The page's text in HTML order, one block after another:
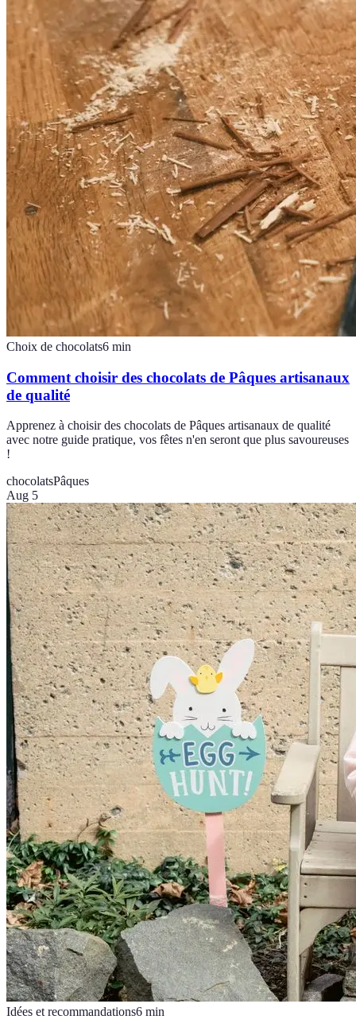
Choix de chocolats6 min
Comment choisir des chocolats de Pâques artisanaux
de qualité
Apprenez à choisir des chocolats de Pâques artisanaux de qualité
avec notre guide pratique, vos fêtes n'en seront que plus savoureuses
!
chocolatsPâques
Aug 5
Idées et recommandations6 min